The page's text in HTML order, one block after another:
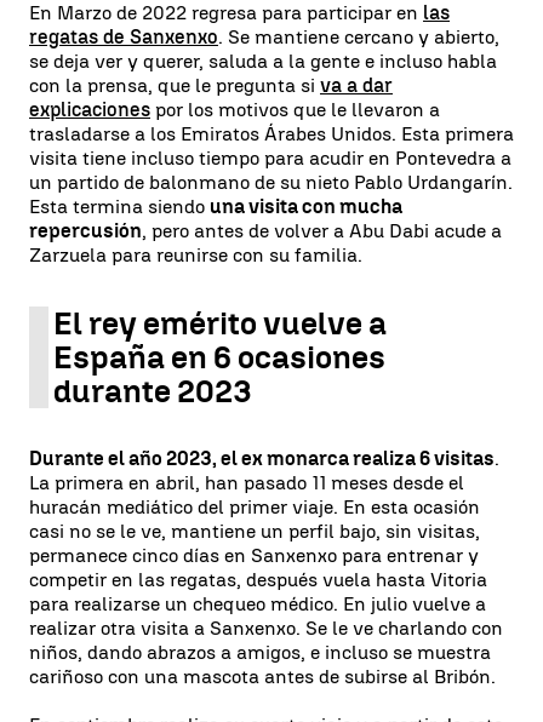
En Marzo de 2022 regresa para participar en las
regatas de Sanxenxo. Se mantiene cercano y abierto,
se deja ver y querer, saluda a la gente e incluso habla
con la prensa, que le pregunta si va a dar
explicaciones por los motivos que le llevaron a
trasladarse a los Emiratos Árabes Unidos. Esta primera
visita tiene incluso tiempo para acudir en Pontevedra a
un partido de balonmano de su nieto Pablo Urdangarín.
Esta termina siendo una visita con mucha
repercusión, pero antes de volver a Abu Dabi acude a
Zarzuela para reunirse con su familia.
El rey emérito vuelve a
España en 6 ocasiones
durante 2023
Durante el año 2023, el ex monarca realiza 6 visitas.
La primera en abril, han pasado 11 meses desde el
huracán mediático del primer viaje. En esta ocasión
casi no se le ve, mantiene un perfil bajo, sin visitas,
permanece cinco días en Sanxenxo para entrenar y
competir en las regatas, después vuela hasta Vitoria
para realizarse un chequeo médico. En julio vuelve a
realizar otra visita a Sanxenxo. Se le ve charlando con
niños, dando abrazos a amigos, e incluso se muestra
cariñoso con una mascota antes de subirse al Bribón.